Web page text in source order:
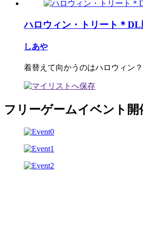
ハロウィン・トリート＊DL
しあや
着替えて向かうのはハロウィン
フリーゲームイベント開